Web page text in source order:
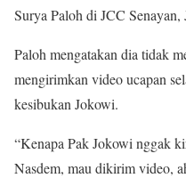
Surya Paloh di JCC
Paloh mengatakan dia tidak
mengirimkan video ucapan
kesibukan Jokowi.
“Kenapa Pak Jokowi nggak
Nasdem, mau dikirim video,